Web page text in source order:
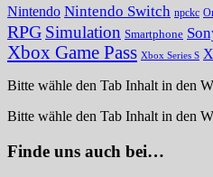
Nintendo Nintendo Switch npckc
RPG Simulation Smartphone
Xbox Game Pass Xbox Series S
Bitte wähle den Tab Inhalt in den
Bitte wähle den Tab Inhalt in den
Finde uns auch bei…